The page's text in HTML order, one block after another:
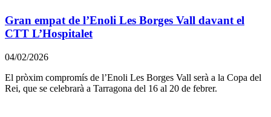
Gran empat de l’Enoli Les Borges Vall davant el
CTT L’Hospitalet
04/02/2026
El pròxim compromís de l’Enoli Les Borges Vall serà a la Copa del
Rei, que se celebrarà a Tarragona del 16 al 20 de febrer.